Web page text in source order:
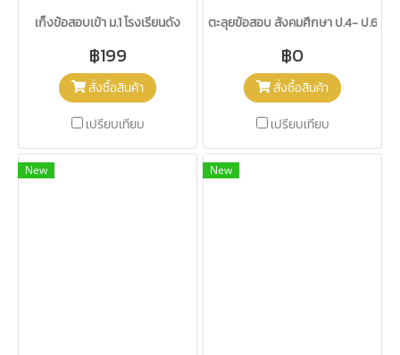
เก็งข้อสอบเข้า ม.1 โรงเรียนดัง
฿199
สั่งซื้อสินค้า
เปรียบเทียบ
ตะลุยข้อสอบ สังคมศึกษา ป.4- ป.6
฿0
สั่งซื้อสินค้า
เปรียบเทียบ
New New